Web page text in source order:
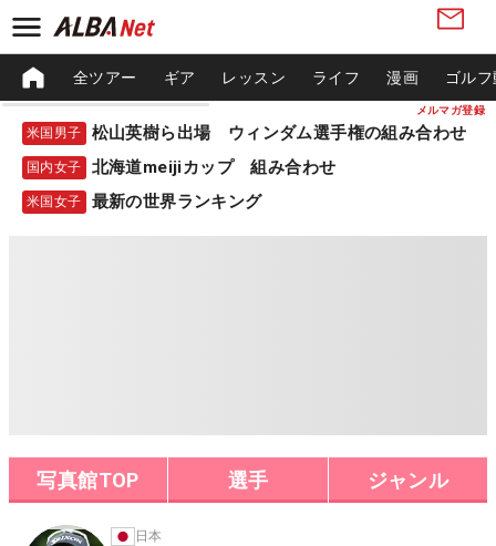
メルマガ登録
全ツアー ギア レッスン ライフ 漫画 ゴル
米国男子 松山英樹ら出場 ウィンダム選手権の組み合わせ
国内女子 北海道meijiカップ 組み合わせ
米国女子 最新の世界ランキング
写真館TOP 選手 ジャンル
日本